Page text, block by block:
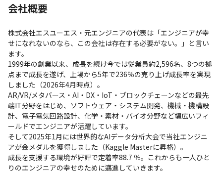
会社概要
株式会社エスユーエス・元エンジニアの代表は「エンジニアが幸
せになれないのなら、この会社は存在する必要がない。」と言い
ます。
1999年の創業以来、成長を続け今では従業員約2,596名、8つの拠
点まで成長を遂げ、上場から5年で236％の売り上げ成長率を実現
しました（2026年4月時点）。
AR/VR/メタバース・AI・DX・IoT・ブロックチェーンなどの最先
端IT分野をはじめ、ソフトウェア・システム開発、機械・機構設
計、電子電気回路設計、化学・素材・バイオ分野など幅広いフィ
ールドでエンジニアが活躍しています。
そして2025年1月には世界的なAIデータ分析大会で当社エンジニ
アが金メダルを獲得しました（Kaggle Masterに昇格）。
成長を支援する環境が好評で定着率88.7 ％。これからも一人ひと
りのエンジニアの幸せのために邁進していきます。